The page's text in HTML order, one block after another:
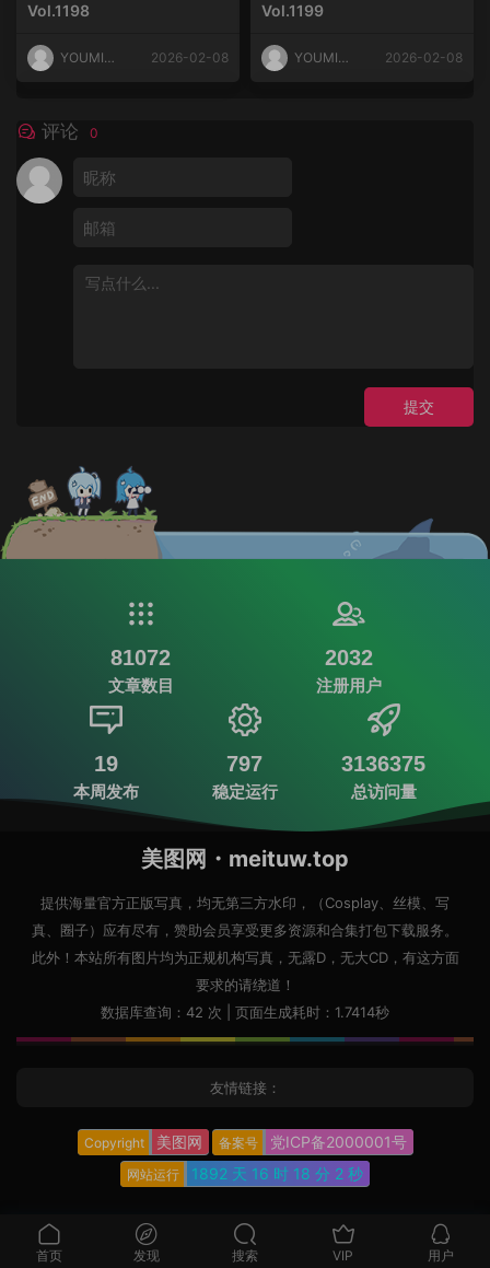
Vol.1198
YOUMI尤
2026-02-08
Vol.1199
YOUMI尤
2026-02-08
评论 0
提交
81072
文章数目
2032
注册用户
19
本周发布
797
稳定运行
3136375
总访问量
美图网・meituw.top
提供海量官方正版写真，均无第三方水印，（Cosplay、丝模、写
真、圈子）应有尽有，赞助会员享受更多资源和合集打包下载服务。
此外！本站所有图片均为正规机构写真，无露D，无大CD，有这方面
要求的请绕道！
数据库查询：42 次 | 页面生成耗时：1.7414秒
友情链接：
Copyright 美图网 备案号 党ICP备2000001号
网站运行 1892 天 16 时 18 分 3 秒
首页 发现 搜索 VIP 用户